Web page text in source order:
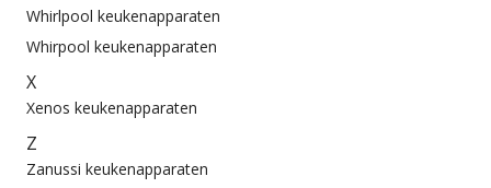
Whirlpool keukenapparaten
Whirpool keukenapparaten
X
Xenos keukenapparaten
Z
Zanussi keukenapparaten